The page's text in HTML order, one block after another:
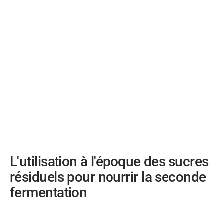
L'utilisation à l'époque des sucres
résiduels pour nourrir la seconde
fermentation